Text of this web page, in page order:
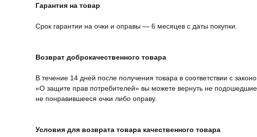
Гарантия на товар
Срок гарантии на очки и оправы — 6 месяцев с даты покупки.
Возврат доброкачественного товара
В течение 14 дней после получения товара в соответствии с
«О защите прав потребителей» вы можете вернуть не
не понравившееся очки либо оправу.
Условия для возврата товара качественного товара